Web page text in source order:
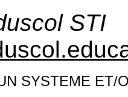
STI
SYSTEME ET/